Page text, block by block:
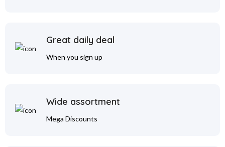
Great daily deal
When you sign up
Wide assortment
Mega Discounts